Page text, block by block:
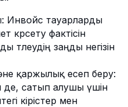
Инвойс тауарларды
көрсету фактісін
төлеудің заңды негізін
қаржылық есеп беру:
сатып алушы үшін
кірістер мен